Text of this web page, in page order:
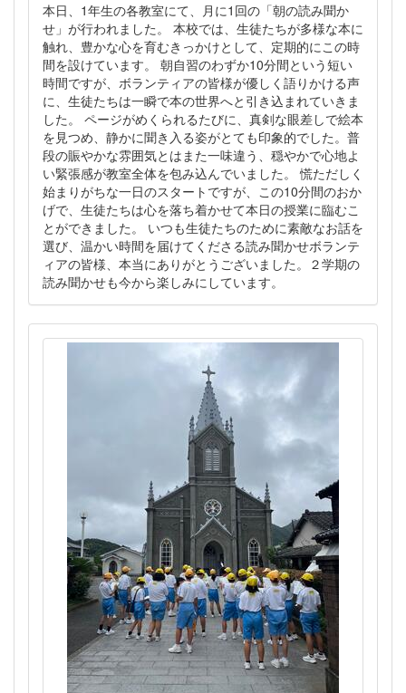
本日、1年生の各教室にて、月に1回の「朝の読み聞か
せ」が行われました。 本校では、生徒たちが多様な本に
触れ、豊かな心を育むきっかけとして、定期的にこの時
間を設けています。 朝自習のわずか10分間という短い
時間ですが、ボランティアの皆様が優しく語りかける声
に、生徒たちは一瞬で本の世界へと引き込まれていきま
した。 ページがめくられるたびに、真剣な眼差しで絵本
を見つめ、静かに聞き入る姿がとても印象的でした。普
段の賑やかな雰囲気とはまた一味違う、穏やかで心地よ
い緊張感が教室全体を包み込んでいました。 慌ただしく
始まりがちな一日のスタートですが、この10分間のおか
げで、生徒たちは心を落ち着かせて本日の授業に臨むこ
とができました。 いつも生徒たちのために素敵なお話を
選び、温かい時間を届けてくださる読み聞かせボランテ
ィアの皆様、本当にありがとうございました。２学期の
読み聞かせも今から楽しみにしています。